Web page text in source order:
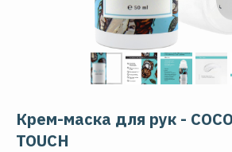
Крем-маска для рук -
TOUCH